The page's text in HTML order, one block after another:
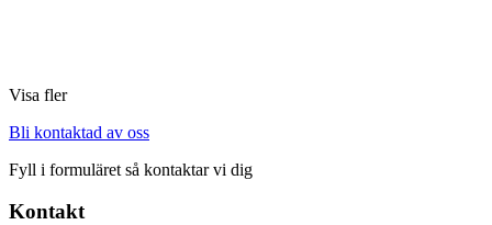
Visa fler
Bli kontaktad av oss
Fyll i formuläret så kontaktar vi dig
Kontakt